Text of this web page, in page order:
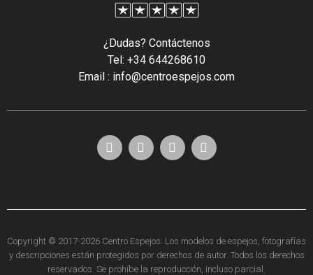
¿Dudas? Contáctenos
Tel: +34 644268610
Email : info@centroespejos.com
Copyright © 2017-2026 Centro Espejos. Los modelos de espejos, fotografías
y descripciones están protegidos por derechos de autor. Todos los derechos
reservados. Se prohíbe la reproducción, incluso parcial.